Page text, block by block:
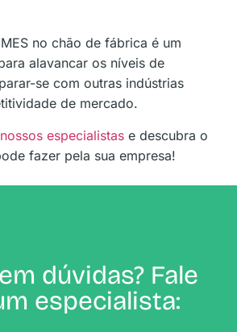
no chão de fábrica é um
alavancar os níveis de
se com outras indústrias
de mercado.
especialistas e descubra o
fazer pela sua empresa!
dúvidas? Fale
especialista: